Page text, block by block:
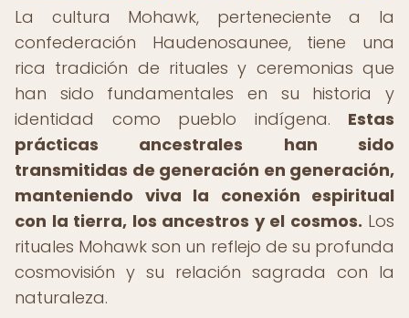
La cultura Mohawk, perteneciente a la
confederación Haudenosaunee, tiene una
rica tradición de rituales y ceremonias que
han sido fundamentales en su historia y
identidad como pueblo indígena. Estas
prácticas ancestrales han sido
transmitidas de generación en generación,
manteniendo viva la conexión espiritual
con la tierra, los ancestros y el cosmos. Los
rituales Mohawk son un reflejo de su profunda
cosmovisión y su relación sagrada con la
naturaleza.